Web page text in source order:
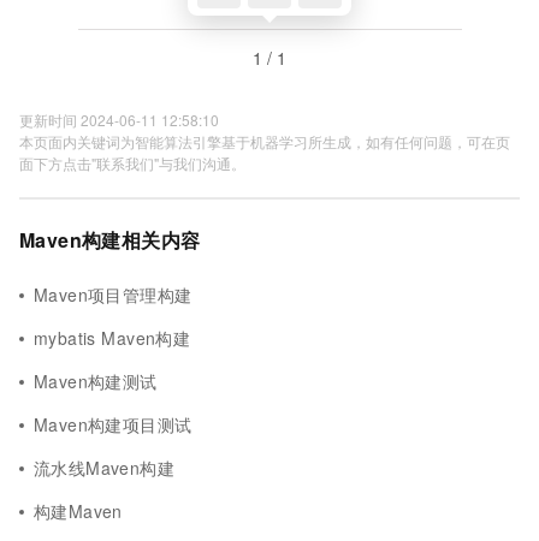
1 / 1
更新时间 2024-06-11 12:58:10
本页面内关键词为智能算法引擎基于机器学习所生成，如有任何问题，可在页
面下方点击"联系我们"与我们沟通。
Maven构建相关内容
Maven项目管理构建
mybatis Maven构建
Maven构建测试
Maven构建项目测试
流水线Maven构建
构建Maven